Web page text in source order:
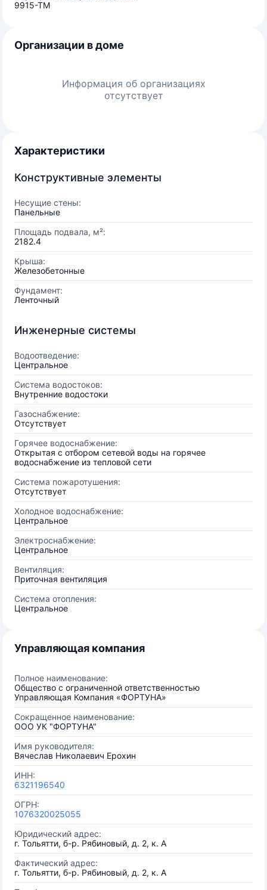
9915-ТМ
Организации в доме
Информация об организациях
отсутствует
Характеристики
Конструктивные элементы
Несущие стены:
Панельные
Площадь подвала, м²:
2182.4
Крыша:
Железобетонные
Фундамент:
Ленточный
Инженерные системы
Водоотведение:
Центральное
Система водостоков:
Внутренние водостоки
Газоснабжение:
Отсутствует
Горячее водоснабжение:
Открытая с отбором сетевой воды на горячее
водоснабжение из тепловой сети
Система пожаротушения:
Отсутствует
Холодное водоснабжение:
Центральное
Электроснабжение:
Центральное
Вентиляция:
Приточная вентиляция
Система отопления:
Центральное
Управляющая компания
Полное наименование:
Общество с ограниченной ответственностью
Управляющая Компания «ФОРТУНА»
Сокращенное наименование:
ООО УК "ФОРТУНА"
Имя руководителя:
Вячеслав Николаевич Ерохин
ИНН:
6321196540
ОГРН:
1076320025055
Юридический адрес:
г. Тольятти, б-р. Рябиновый, д. 2, к. А
Фактический адрес:
г. Тольятти, б-р. Рябиновый, д. 2, к. А